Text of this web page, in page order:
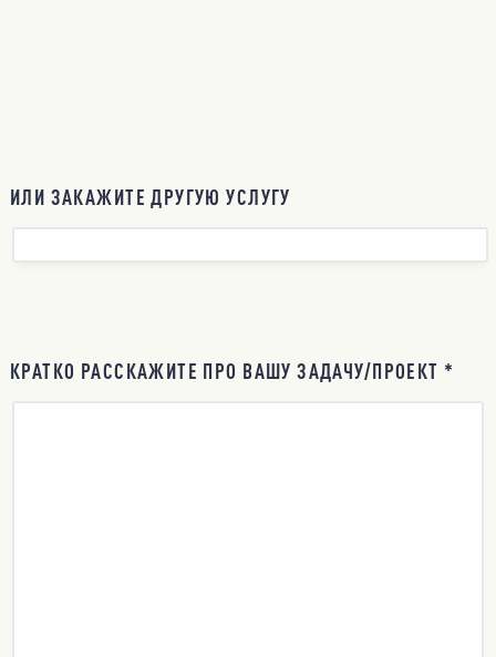
ИЛИ ЗАКАЖИТЕ ДРУГУЮ УСЛУГУ
КРАТКО РАССКАЖИТЕ ПРО ВАШУ ЗАДАЧУ/ПРОЕКТ *